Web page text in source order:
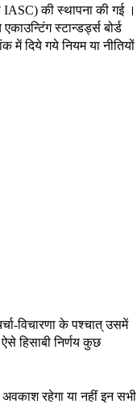
IASC) की स्थापना की गई ।
स्टान्डर्ड्स बोर्ड
में दिये गये नियम या नीतियों
विचारणा के पश्चात् उसमें
हिसाबी निर्णय कुछ
अवकाश रहेगा या नहीं इन सभी